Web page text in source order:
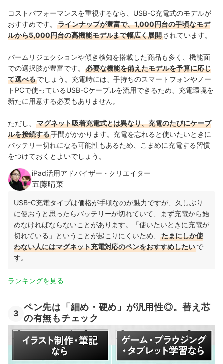
コストパフォーマンスを重視するなら、USB-C充電式のモデルが
おすすめです。
ラインナップが豊富で、1,000円台の手頃なモデ
ルから5,000円台の高機能モデルまで幅広く展開されています。
パームリジェクションや傾き検知を搭載した商品も多く、機能面
での選択肢が豊富です。
必要な機能を備えたモデルを予算に応じ
て選べるでしょう。充電時には、手持ちのスマートフォンやノー
トPCで使っているUSB-Cケーブルを流用できるため、充電環境を
新たに用意する必要もありません。
ただし、
マグネット吸着充電式とは異なり、充電のたびにケーブ
ルを接続する手間がかかります。充電を忘れると使いたいときに
バッテリー切れになる可能性もあるため、こまめに充電する習慣
をつけておくとよいでしょう。
iPad活用アドバイザー・クリエイター
五藤晴菜
USB-C充電タイプは価格が手頃なのが魅力ですが、久しぶり
に使おうと思ったらバッテリーが切れていて、まず充電から始
めなければならないことがあります。「使いたいときに充電が
切れている」ということが起こりにくいため、
たまにしか使
わない人にはマグネット充電対応のペンをおすすめしたいで
す。
ランキングを見る
3
ペン先は「細め・硬め」が汎用性◎。替え芯
の有無もチェック